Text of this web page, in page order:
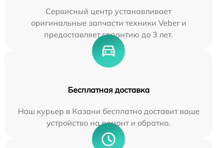
Сервисный центр устанавливает
оригинальные запчасти техники Veber и
предоставляет гарантию до 3 лет.
Бесплатная доставка
Наш курьер в Казани бесплатно доставит ваше
устройство на ремонт и обратно.